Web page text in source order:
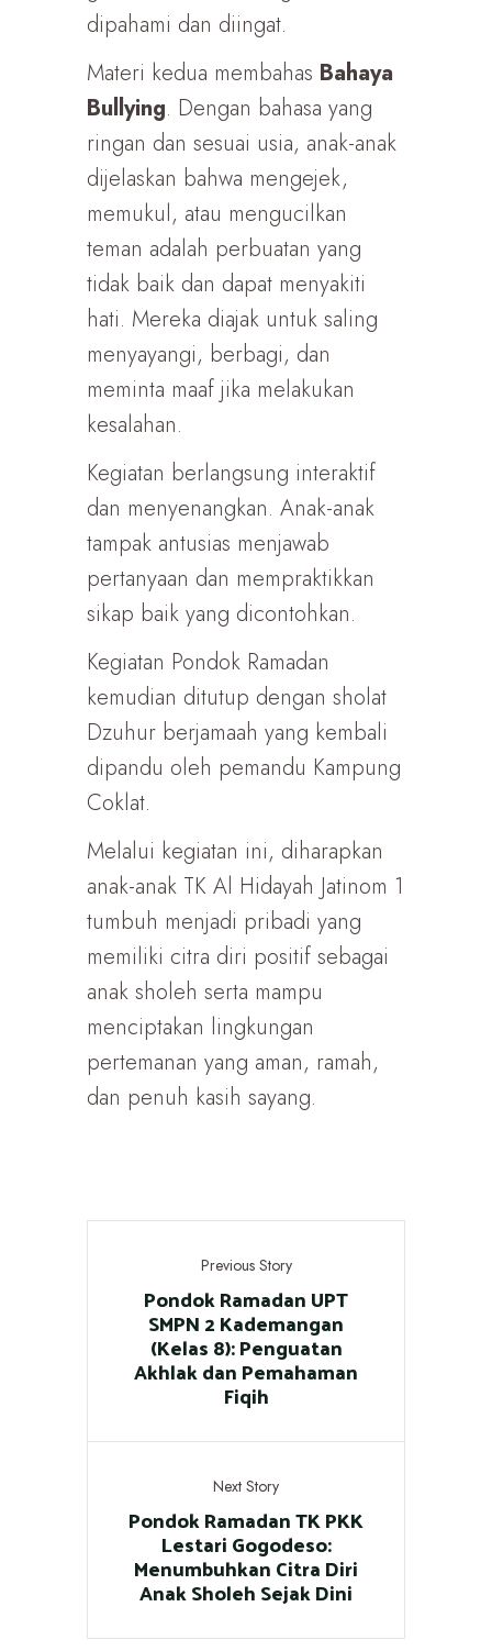
dipahami dan diingat.
Materi kedua membahas Bahaya
Bullying. Dengan bahasa yang
ringan dan sesuai usia, anak-anak
dijelaskan bahwa mengejek,
memukul, atau mengucilkan
teman adalah perbuatan yang
tidak baik dan dapat menyakiti
hati. Mereka diajak untuk saling
menyayangi, berbagi, dan
meminta maaf jika melakukan
kesalahan.
Kegiatan berlangsung interaktif
dan menyenangkan. Anak-anak
tampak antusias menjawab
pertanyaan dan mempraktikkan
sikap baik yang dicontohkan.
Kegiatan Pondok Ramadan
kemudian ditutup dengan sholat
Dzuhur berjamaah yang kembali
dipandu oleh pemandu Kampung
Coklat.
Melalui kegiatan ini, diharapkan
anak-anak TK Al Hidayah Jatinom 1
tumbuh menjadi pribadi yang
memiliki citra diri positif sebagai
anak sholeh serta mampu
menciptakan lingkungan
pertemanan yang aman, ramah,
dan penuh kasih sayang.
Previous Story
Pondok Ramadan UPT
SMPN 2 Kademangan
(Kelas 8): Penguatan
Akhlak dan Pemahaman
Fiqih
Next Story
Pondok Ramadan TK PKK
Lestari Gogodeso:
Menumbuhkan Citra Diri
Anak Sholeh Sejak Dini